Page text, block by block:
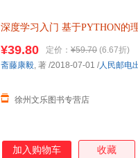
6.相比“花书”，本书更合适入
习的一本好教材；即便是在工
的读者，也可以从本书中获得
深度学习入门 基于PYTHON的
¥39.80 定价： ¥59.70 (6.67折)
徐州文乐图书专营店
斋藤康毅, 著 /2018-07-01 /人民邮电
加入购物车 收藏